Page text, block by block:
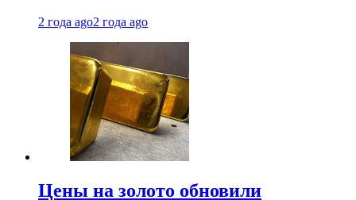
2 года ago2 года ago
Цены на золото обновили